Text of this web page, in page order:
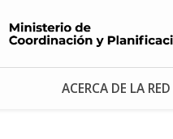
ACERCA DE LA RED